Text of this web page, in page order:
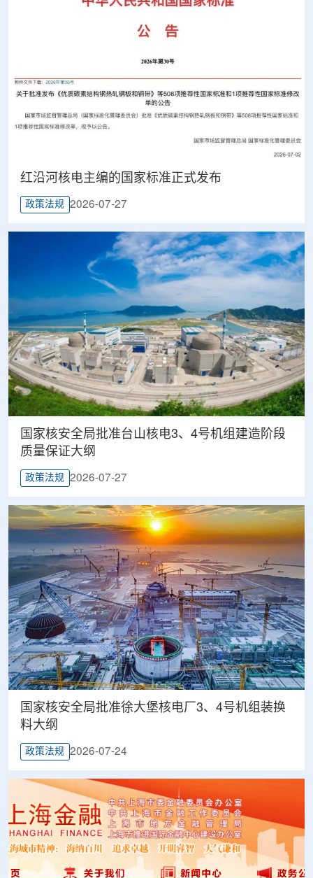
红沿河核电主编的国家标准正式发布
政策法规 2026-07-27
国家核安全局批准台山核电3、4号机组建造阶段
质量保证大纲
政策法规 2026-07-27
国家核安全局批准徐大堡核电厂3、4号机组装换
料大纲
政策法规 2026-07-24